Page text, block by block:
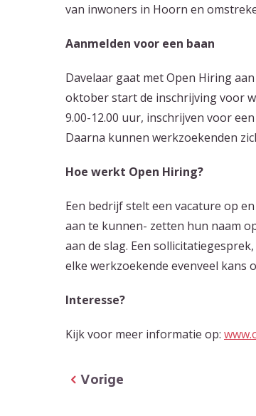
van inwoners in Hoorn en
Aanmelden voor een baan
Davelaar gaat met Open Hiring
oktober start de inschrijving voor
9.00-12.00 uur, inschrijven voor
Daarna kunnen werkzoekenden
Hoe werkt Open Hiring?
Een bedrijf stelt een vacature op
aan te kunnen- zetten hun naam
aan de slag. Een
elke werkzoekende evenveel kans
Interesse?
Kijk voor meer informatie op:
Vorige